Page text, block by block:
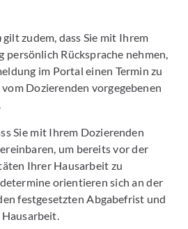
gilt zudem, dass Sie mit Ihrem
persönlich Rücksprache nehmen,
im Portal einen Termin zu
Dozierenden vorgegebenen
Sie mit Ihrem Dozierenden
um bereits vor der
Ihrer Hausarbeit zu
orientieren sich an der
festgesetzten Abgabefrist und